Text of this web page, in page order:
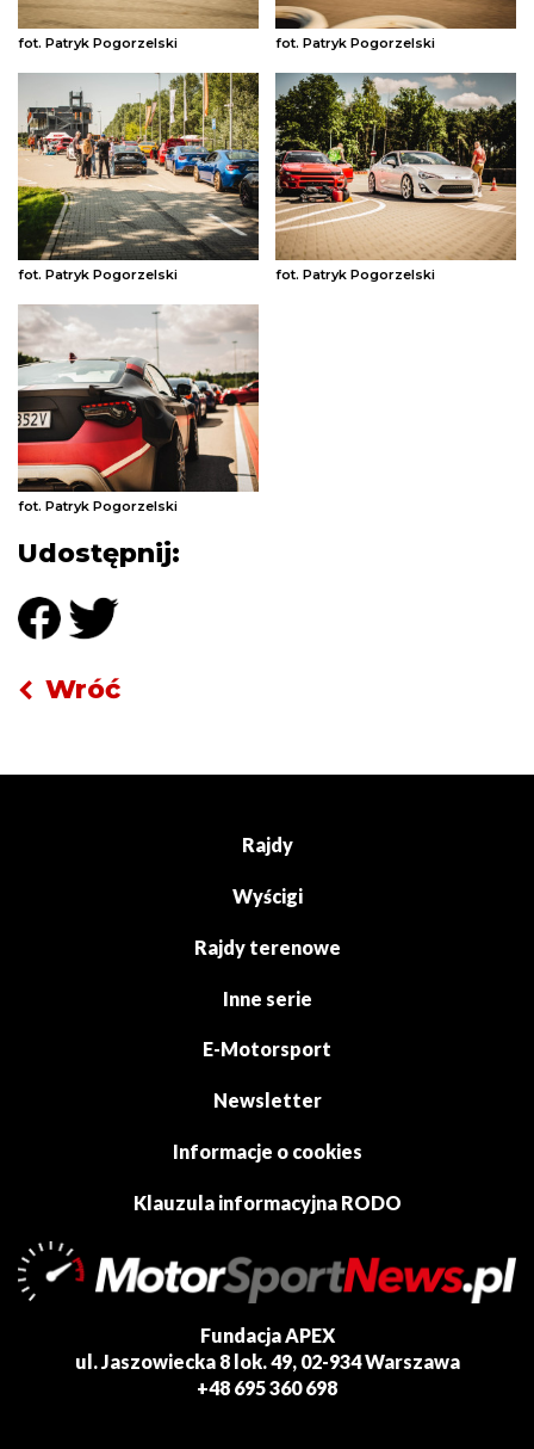
Wróć
Udostępnij:
fot. Patryk Pogorzelski fot. Patryk Pogorzelski
fot. Patryk Pogorzelski fot. Patryk Pogorzelski
fot. Patryk Pogorzelski
Rajdy
Wyścigi
Rajdy terenowe
Inne serie
E-Motorsport
Newsletter
Informacje o cookies
Klauzula informacyjna RODO
Fundacja APEX
ul. Jaszowiecka 8 lok. 49, 02-934 Warszawa
+48 695 360 698